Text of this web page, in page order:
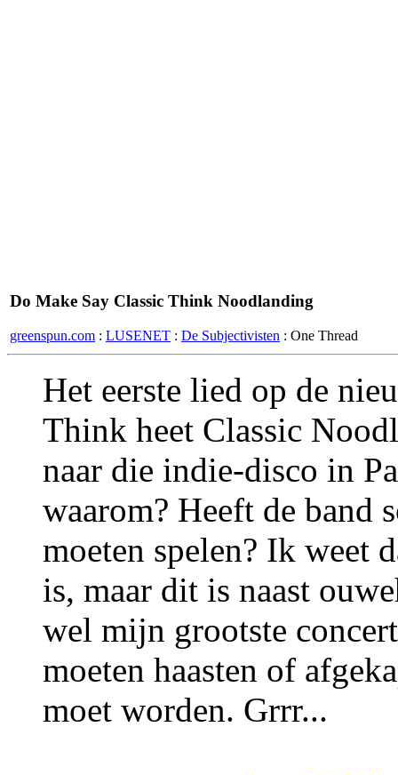
Do Make Say Classic Think Noodlanding
greenspun.com : LUSENET : De Subjectivisten : One Thread
Het eerste lied op de
Think heet Classic
naar die indie-disco in
waarom? Heeft de band
moeten spelen? Ik weet
is, maar dit is naast
wel mijn grootste
moeten haasten of
moet worden. Grrr...